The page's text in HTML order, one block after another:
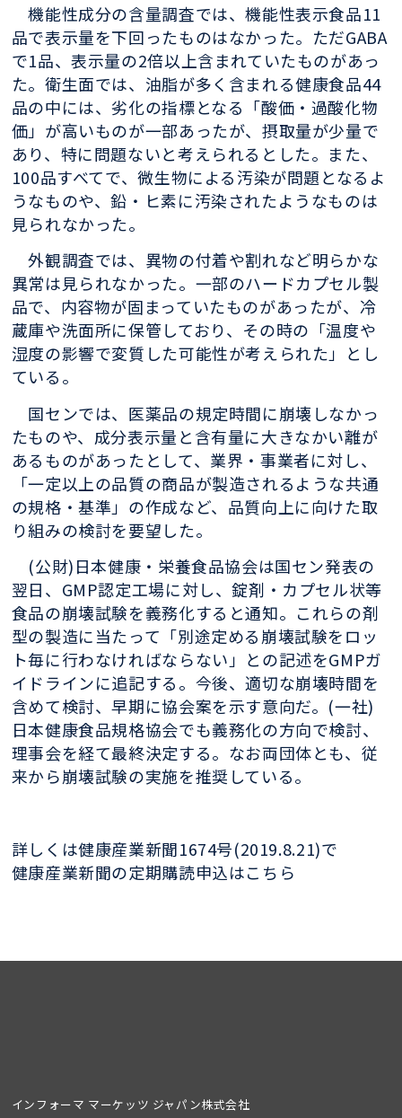
機能性成分の含量調査では、機能性表示食品11
品で表示量を下回ったものはなかった。ただGABA
で1品、表示量の2倍以上含まれていたものがあっ
た。衛生面では、油脂が多く含まれる健康食品44
品の中には、劣化の指標となる「酸価・過酸化物
価」が高いものが一部あったが、摂取量が少量で
あり、特に問題ないと考えられるとした。また、
100品すべてで、微生物による汚染が問題となるよ
うなものや、鉛・ヒ素に汚染されたようなものは
見られなかった。
外観調査では、異物の付着や割れなど明らかな
異常は見られなかった。一部のハードカプセル製
品で、内容物が固まっていたものがあったが、冷
蔵庫や洗面所に保管しており、その時の「温度や
湿度の影響で変質した可能性が考えられた」とし
ている。
国センでは、医薬品の規定時間に崩壊しなかっ
たものや、成分表示量と含有量に大きなかい離が
あるものがあったとして、業界・事業者に対し、
「一定以上の品質の商品が製造されるような共通
の規格・基準」の作成など、品質向上に向けた取
り組みの検討を要望した。
(公財)日本健康・栄養食品協会は国セン発表の
翌日、GMP認定工場に対し、錠剤・カプセル状等
食品の崩壊試験を義務化すると通知。これらの剤
型の製造に当たって「別途定める崩壊試験をロッ
ト毎に行わなければならない」との記述をGMPガ
イドラインに追記する。今後、適切な崩壊時間を
含めて検討、早期に協会案を示す意向だ。(一社)
日本健康食品規格協会でも義務化の方向で検討、
理事会を経て最終決定する。なお両団体とも、従
来から崩壊試験の実施を推奨している。
詳しくは健康産業新聞1674号(2019.8.21)で
健康産業新聞の定期購読申込はこちら
インフォーマ マーケッツ ジャパン株式会社